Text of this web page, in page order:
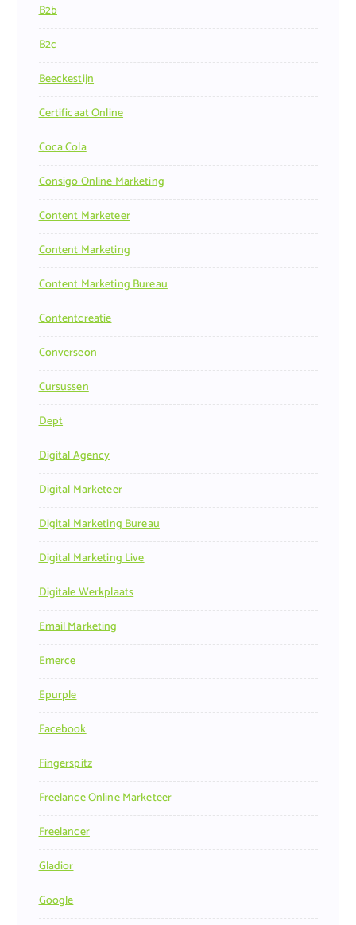
B2b
B2c
Beeckestijn
Certificaat Online
Coca Cola
Consigo Online Marketing
Content Marketeer
Content Marketing
Content Marketing Bureau
Contentcreatie
Converseon
Cursussen
Dept
Digital Agency
Digital Marketeer
Digital Marketing Bureau
Digital Marketing Live
Digitale Werkplaats
Email Marketing
Emerce
Epurple
Facebook
Fingerspitz
Freelance Online Marketeer
Freelancer
Gladior
Google